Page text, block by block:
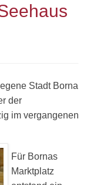
Stadt Borna
der
im vergangenen
Für Bornas
Marktplatz